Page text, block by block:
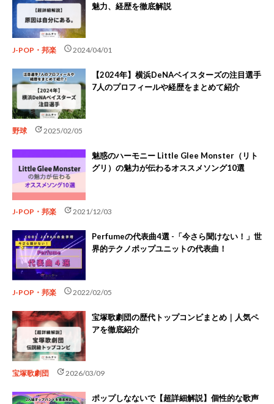
魅力、経歴を徹底解説
J-POP・邦楽 schedule2024/04/01
【2024年】横浜DeNAベイスターズの注目選手
7人のプロフィールや経歴をまとめて紹介
野球 update2025/02/05
魅惑のハーモニー Little Glee Monster（リト
グリ）の魅力が伝わるオススメソング10選
J-POP・邦楽 update2021/12/03
Perfumeの代表曲4選 -「今さら聞けない！」世
界的テクノポップユニットの代表曲！
J-POP・邦楽 schedule2022/02/05
宝塚歌劇団の歴代トップコンビまとめ｜人気ペ
アを徹底紹介
宝塚歌劇団 update2026/03/09
ポップしなないで【超詳細解説】個性的な歌声